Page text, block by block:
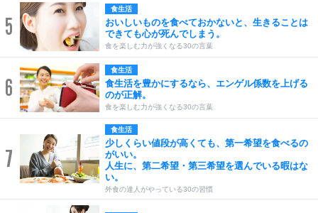
5
食生活
おいしいものを食べておかないと、生きることは
できても心が死んでしまう。
食を楽しむ力が強くなる30の言葉
6
食生活
食生活を豊かにするなら、エンゲル係数を上げる
のが正解。
食を楽しむ力が強くなる30の言葉
7
食生活
少しくらい値段が高くても、第一希望を食べるの
がいい。
人生に、第二希望・第三希望を選んでいる暇はな
い。
外食の達人がやっている30の習慣